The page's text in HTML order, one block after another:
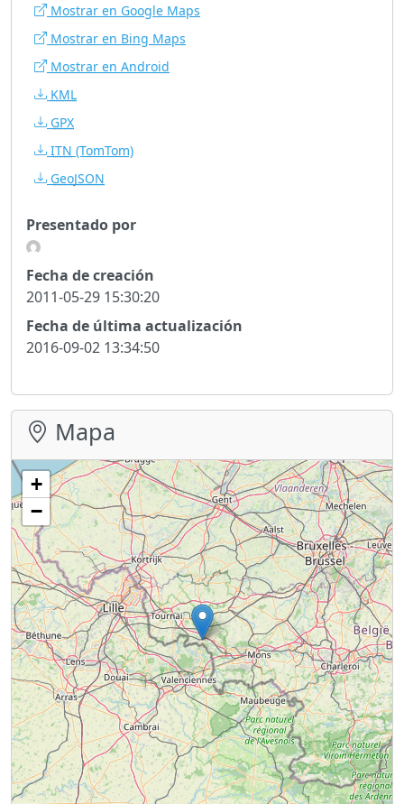
Mostrar en Google Maps
Mostrar en Bing Maps
Mostrar en Android
KML
GPX
ITN (TomTom)
GeoJSON
Presentado por
Fecha de creación
2011-05-29 15:30:20
Fecha de última actualización
2016-09-02 13:34:50
Mapa
+
−